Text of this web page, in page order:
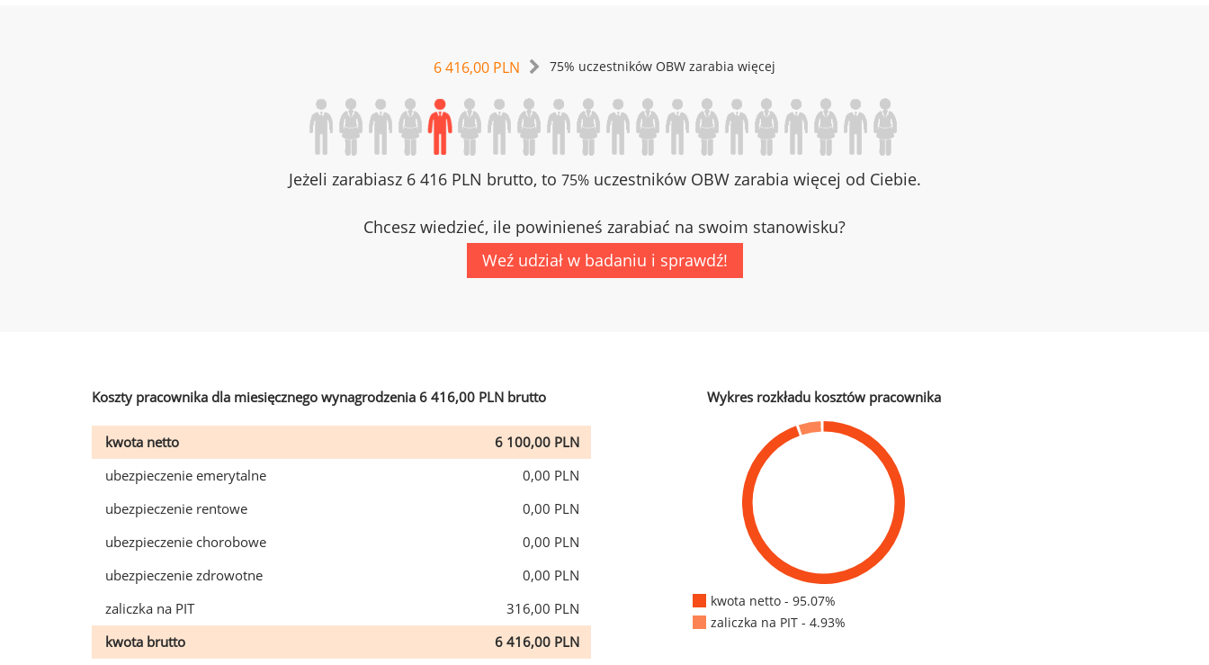
6 416,00 PLN 75% uczestników OBW zarabia więcej
Jeżeli zarabiasz 6 416 PLN brutto, to 75%uczestników OBW zarabia więcej od Ciebie.
Chcesz wiedzieć, ile powinieneś zarabiać na swoim stanowisku?
Weź udział w badaniu i sprawdź!
Koszty pracownika dla miesięcznego wynagrodzenia 6 416,00 PLN brutto
kwota netto
6 100,00 PLN
ubezpieczenie emerytalne
0,00 PLN
ubezpieczenie rentowe
0,00 PLN
ubezpieczenie chorobowe
0,00 PLN
ubezpieczenie zdrowotne
0,00 PLN
zaliczka na PIT
316,00 PLN
kwota brutto
6 416,00 PLN
Wykres rozkładu kosztów pracownika
kwota netto - 95.07%
zaliczka na PIT - 4.93%